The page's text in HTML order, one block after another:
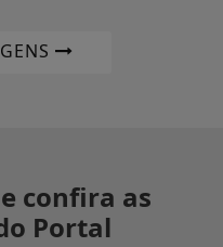
confira as
Portal